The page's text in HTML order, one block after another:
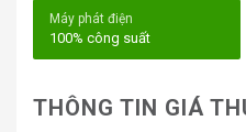
phát triển của mình.
I. Vị trí tòa nhà văn
21 Võ Trường
Quận 2
Máy phát điện
100% công suất
THÔNG TIN GIÁ